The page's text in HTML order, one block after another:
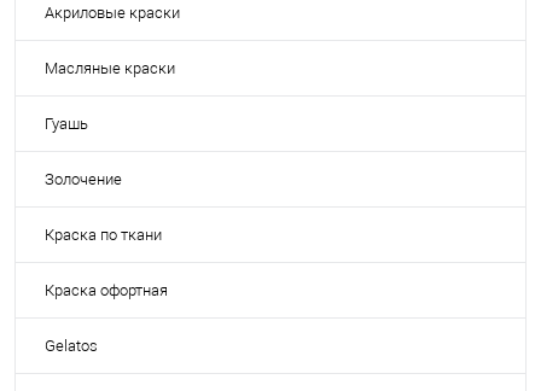
Акриловые краски
Масляные краски
Гуашь
Золочение
Краска по ткани
Краска офортная
Gelatos